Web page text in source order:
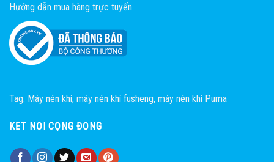
Hướng dẫn mua hàng trực tuyến
Tag: Máy nén khí, máy nén khí fusheng, máy nén khí Puma
KẾT NỐI CỘNG ĐỒNG